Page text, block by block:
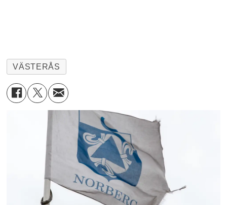
VÄSTERÅS